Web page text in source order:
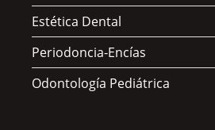
Estética Dental
Periodoncia-Encías
Odontología Pediátrica